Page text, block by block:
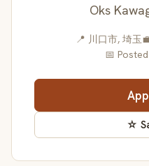
Oks
📍 川口市, 埼玉
📅
☆